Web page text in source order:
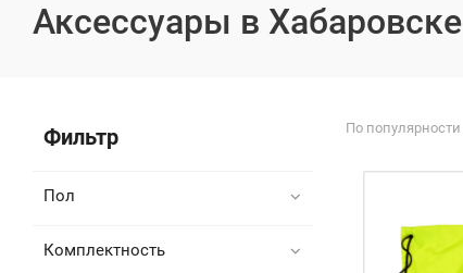
Аксессуары в Хабаровске
По популярности
Фильтр
Пол
Комплектность